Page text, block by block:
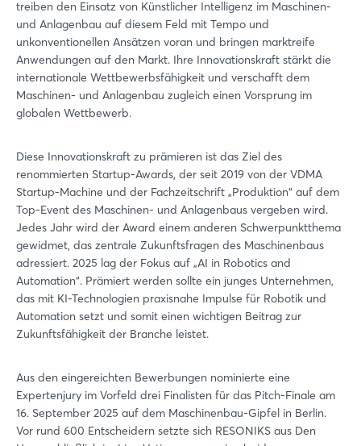
treiben den Einsatz von Künstlicher Intelligenz im Maschinen-
und Anlagenbau auf diesem Feld mit Tempo und
unkonventionellen Ansätzen voran und bringen marktreife
Anwendungen auf den Markt. Ihre Innovationskraft stärkt die
internationale Wettbewerbsfähigkeit und verschafft dem
Maschinen- und Anlagenbau zugleich einen Vorsprung im
globalen Wettbewerb.
Diese Innovationskraft zu prämieren ist das Ziel des
renommierten Startup-Awards, der seit 2019 von der VDMA
Startup-Machine und der Fachzeitschrift „Produktion“ auf dem
Top-Event des Maschinen- und Anlagenbaus vergeben wird.
Jedes Jahr wird der Award einem anderen Schwerpunktthema
gewidmet, das zentrale Zukunftsfragen des Maschinenbaus
adressiert. 2025 lag der Fokus auf „AI in Robotics and
Automation“. Prämiert werden sollte ein junges Unternehmen,
das mit KI-Technologien praxisnahe Impulse für Robotik und
Automation setzt und somit einen wichtigen Beitrag zur
Zukunftsfähigkeit der Branche leistet.
Aus den eingereichten Bewerbungen nominierte eine
Expertenjury im Vorfeld drei Finalisten für das Pitch-Finale am
16. September 2025 auf dem Maschinenbau-Gipfel in Berlin.
Vor rund 600 Entscheidern setzte sich RESONIKS aus Den